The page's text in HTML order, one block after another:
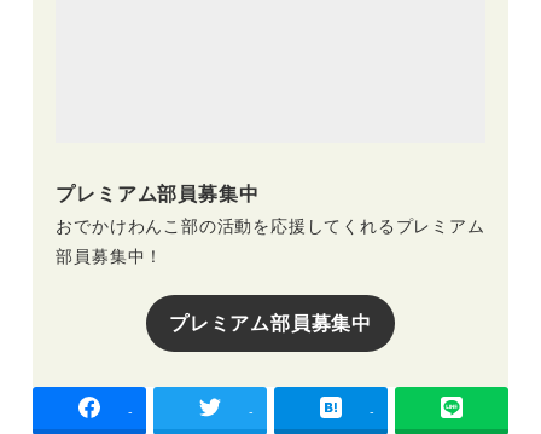
プレミアム部員募集中
おでかけわんこ部の活動を応援してくれるプレミアム
部員募集中！
プレミアム部員募集中
- - -